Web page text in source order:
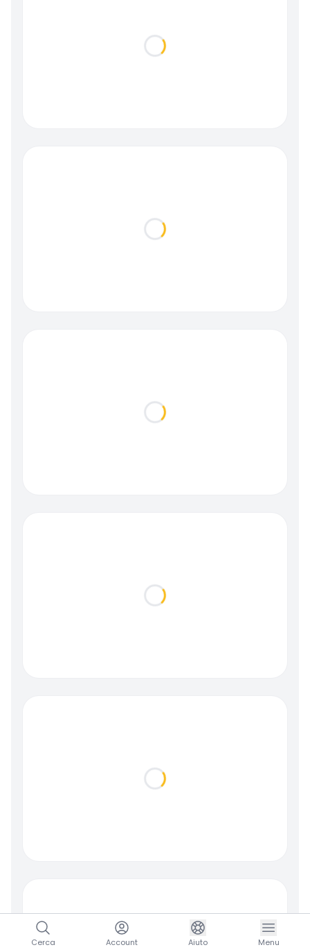
Loading...
Loading...
Loading...
Loading...
Loading...
Cerca Account Aiuto Menu